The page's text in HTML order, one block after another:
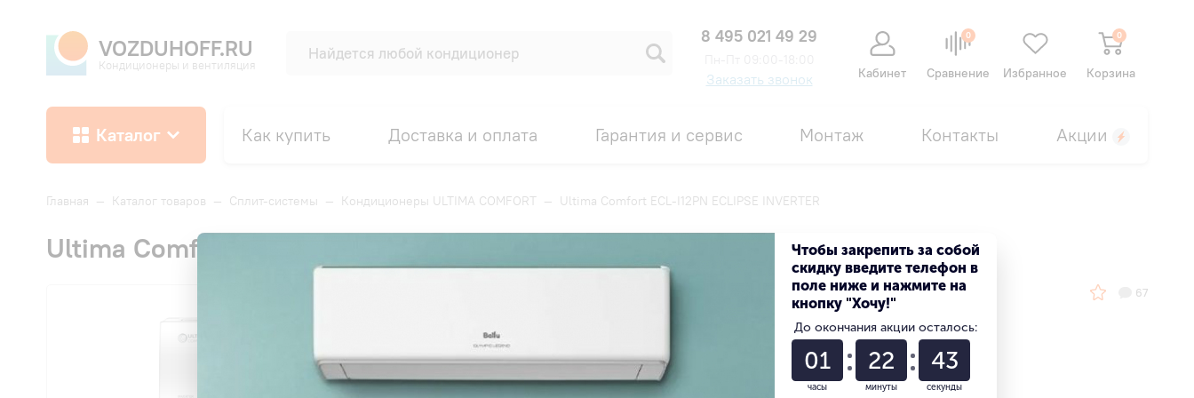
VOZDUHOFF.RU
Кондиционеры и вентиляция
8 495 021 49 29
Заказать звонок Кабинет
0
Сравнение Избранное
0
Корзина
Каталог Как купить Доставка и оплата Гарантия и сервис Монтаж Контакты Акции
Главная — Каталог товаров — Сплит-системы — Кондиционеры ULTIMA COMFORT — Ultima Comfort ECL-I12PN ECLIPSE INVERTER
Ultima Comfort ECL-I12PN ECLIPSE INVERTER
67
26 814 ₽
Выгода 18%
или 5 886 ₽
Чтобы закрепить за собой
скидку введите телефон в
поле ниже и нажмите на
кнопку "Хочу!"
До окончания акции осталось:
01
часы
22
минуты
42
секунды